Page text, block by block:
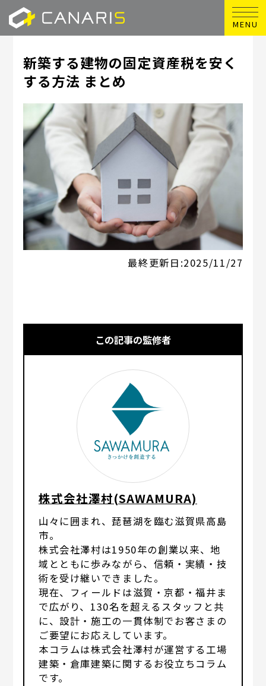
MENU
新築する建物の固定資産税を安く
する方法 まとめ
最終更新日:2025/11/27
この記事の監修者
株式会社澤村(SAWAMURA)
山々に囲まれ、琵琶湖を臨む滋賀県高島
市。
株式会社澤村は1950年の創業以来、地
域とともに歩みながら、信頼・実績・技
術を受け継いできました。
現在、フィールドは滋賀・京都・福井ま
で広がり、130名を超えるスタッフと共
に、設計・施工の一貫体制でお客さまの
ご要望にお応えしています。
本コラムは株式会社澤村が運営する工場
建築・倉庫建築に関するお役立ちコラム
です。